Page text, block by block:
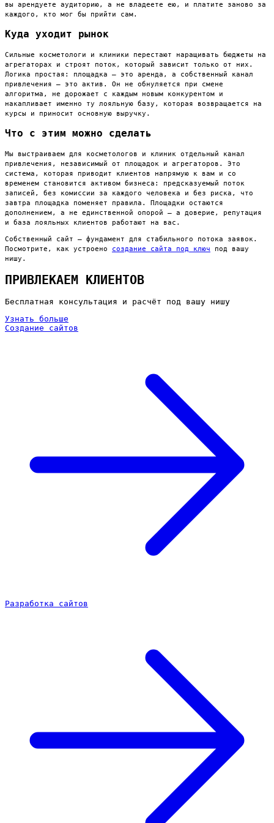
вы арендуете аудиторию, а не владеете ею, и платите заново за
каждого, кто мог бы прийти сам.
Куда уходит рынок
Сильные косметологи и клиники перестают наращивать бюджеты на
агрегаторах и строят поток, который зависит только от них.
Логика простая: площадка — это аренда, а собственный канал
привлечения — это актив. Он не обнуляется при смене
алгоритма, не дорожает с каждым новым конкурентом и
накапливает именно ту лояльную базу, которая возвращается на
курсы и приносит основную выручку.
Что с этим можно сделать
Мы выстраиваем для косметологов и клиник отдельный канал
привлечения, независимый от площадок и агрегаторов. Это
система, которая приводит клиентов напрямую к вам и со
временем становится активом бизнеса: предсказуемый поток
записей, без комиссии за каждого человека и без риска, что
завтра площадка поменяет правила. Площадки остаются
дополнением, а не единственной опорой — а доверие, репутация
и база лояльных клиентов работают на вас.
Собственный сайт — фундамент для стабильного потока заявок.
Посмотрите, как устроено создание сайта под ключ под вашу
нишу.
ПРИВЛЕКАЕМ КЛИЕНТОВ
Бесплатная консультация и расчёт под вашу нишу
Узнать больше
Создание сайтов
Разработка сайтов